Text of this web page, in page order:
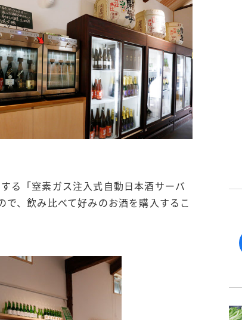
る「窒素ガス注入式自動日本酒サーバ
、飲み比べて好みのお酒を購入するこ